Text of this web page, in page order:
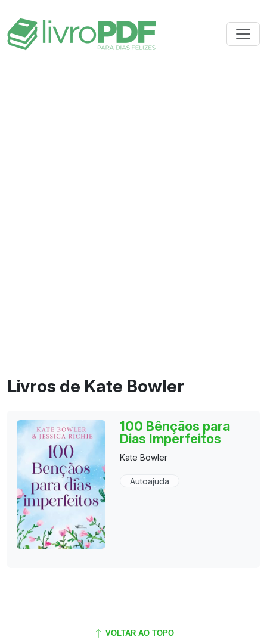
Livros de Kate Bowler
100 Bênçãos para
Dias Imperfeitos
Kate Bowler
Autoajuda
VOLTAR AO TOPO